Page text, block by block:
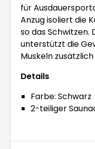
für
Anzug isoliert die
so das Schwitzen.
unterstützt die
Muskeln
Details
Farbe: Schwarz
2-teiliger